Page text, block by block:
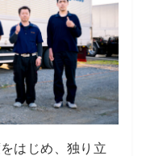
はじめ、独り立